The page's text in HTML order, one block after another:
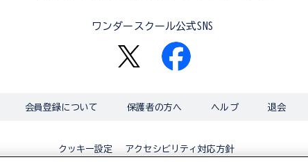
ワンダースクール公式SNS
会員登録について 保護者の方へ ヘルプ 退会
クッキー設定 アクセシビリティ対応方針